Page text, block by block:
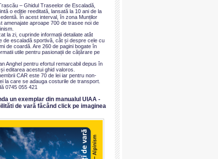
– Ghidul Traseelor de Escaladă,
o ediție reeditată, lansată la 10 ani de la
În acest interval, în zona Munților
amenajate aproape 700 de trasee noi de
la zi, cuprinde informații detaliate atât
de escaladă sportivă, cât și despre cele cu
de coardă. Are 260 de pagini bogate în
utile pentru pasionații de cățărare pe
Anghel pentru efortul remarcabil depus în
editarea acestui ghid valoros.
CAR este 70 de lei iar pentru non-
la care se adauga costurile de transport.
0745 055 421
un exemplar din manualul UIAA -
de vară făcând click pe imaginea